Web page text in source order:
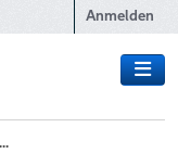
Anmelden